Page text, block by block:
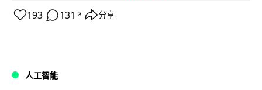
193 131 ↗ 分享
人工智能